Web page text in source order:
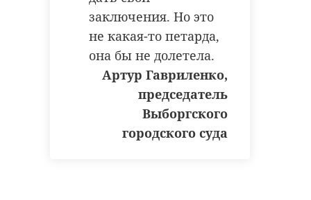
заключения. Но это
не какая-то петарда,
она бы не долетела.
Артур Гавриленко,
председатель
Выборгского
городского суда